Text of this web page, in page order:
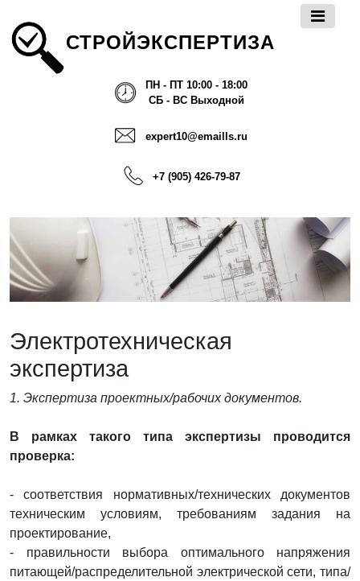
СТРОЙЭКСПЕРТИЗА
ПН - ПТ 10:00 - 18:00
СБ - ВС Выходной
expert10@emaills.ru
+7 (905) 426-79-87
Электротехническая
экспертиза
1. Экспертиза проектных/рабочих документов.
В рамках такого типа экспертизы проводится
проверка:
- соответствия нормативных/технических документов
техническим условиям, требованиям задания на
проектирование,
- правильности выбора оптимального напряжения
питающей/распределительной электрической сети, типа/